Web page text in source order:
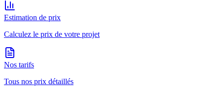
Estimation de prix
Calculez le prix de votre projet
Nos tarifs
Tous nos prix détaillés